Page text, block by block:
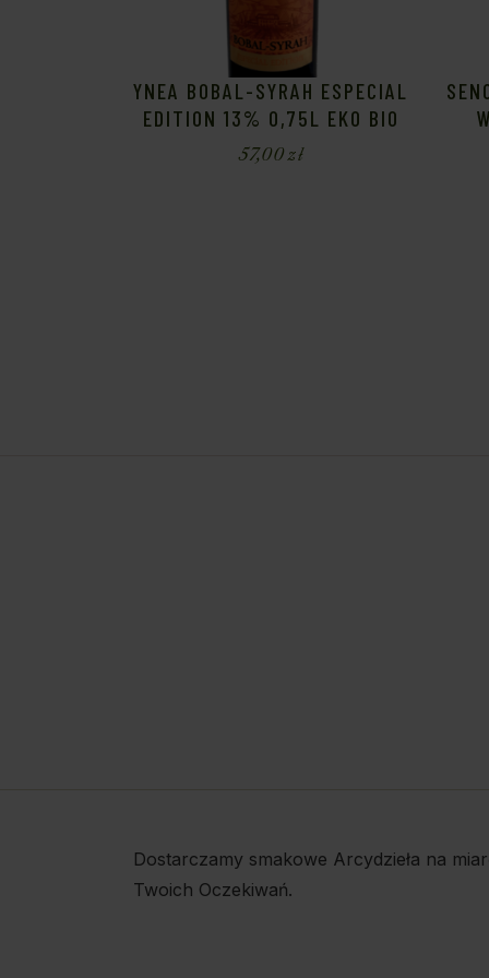
YNEA BOBAL-SYRAH ESPECIAL
EDITION 13% 0,75L EKO BIO
57,00zł
Dostarczamy smakowe Arcydzieła na
Twoich Oczekiwań.